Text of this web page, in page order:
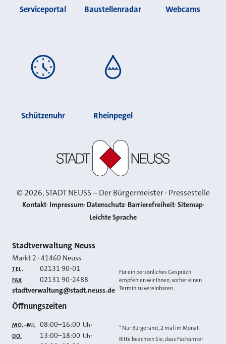
Serviceportal Baustellenradar Webcams
Schützenuhr Rheinpegel
©2026, STADT NEUSS – Der Bürgermeister · Pressestelle
Kontakt Impressum Datenschutz Barrierefreiheit Sitemap
Leichte Sprache
Kontakt
Stadtverwaltung Neuss
Markt 2 ·41460 Neuss
TEL. 02131 90-01
FAX 02131 90-2488
E-MAIL
stadtverwaltung@stadt.neuss.de
Für ein persönliches Gespräch
empfehlen wir Ihnen, vorher einen
Termin zu vereinbaren.
Öffnungszeiten
MO.–MI. 08:00–16:00 Uhr
DO. 13:00–18:00 Uhr
* Nur Bürgeramt, 2 mal im Monat
Bitte beachten Sie, dass Fachämter